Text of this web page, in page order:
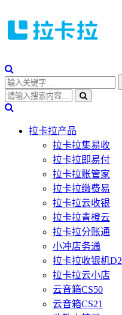
拉卡拉产品
拉卡拉集易收
拉卡拉即易付
拉卡拉账管家
拉卡拉缴费易
拉卡拉云收银
拉卡拉青橙云
拉卡拉分账通
小冲店务通
拉卡拉收银机D2
拉卡拉云小店
云音箱CS50
云音箱CS21